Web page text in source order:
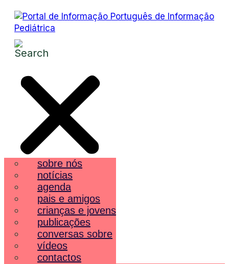
sobre nós
notícias
agenda
pais e amigos
crianças e jovens
publicações
conversas sobre
vídeos
contactos